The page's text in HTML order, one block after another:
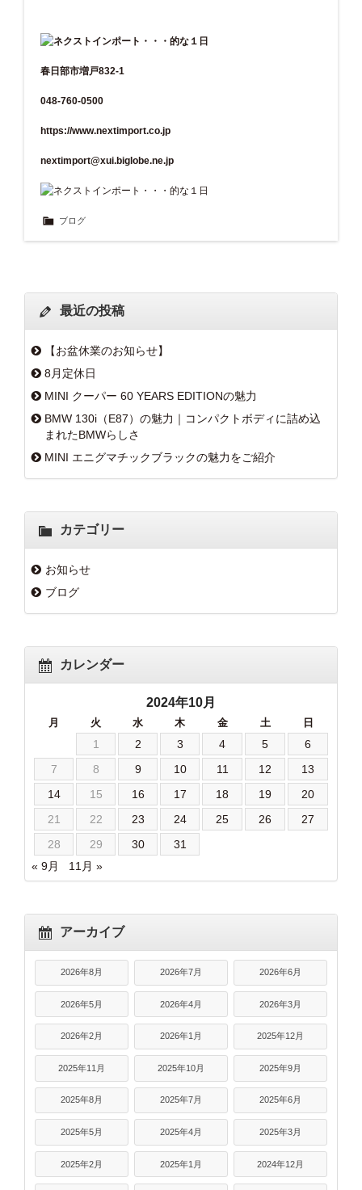
春日部市増戸832-1
048-760-0500
https://www.nextimport.co.jp
nextimport@xui.biglobe.ne.jp
ブログ
最近の投稿
【お盆休業のお知らせ】
8月定休日
MINI クーパー 60 YEARS EDITIONの魅力
BMW 130i（E87）の魅力｜コンパクトボディに詰め込
まれたBMWらしさ
MINI エニグマチックブラックの魅力をご紹介
カテゴリー
お知らせ
ブログ
カレンダー
2024年10月
月 火 水 木 金 土 日
1 2 3 4 5
6
7
8 9 10 11 12
13
14
15 16 17 18 19
20
21
22 23 24 25 26
27
28
29 30
31
« 9月
11月 »
アーカイブ
2026年8月 2026年7月 2026年6月
2026年5月 2026年4月 2026年3月
2026年2月 2026年1月 2025年12月
2025年11月 2025年10月 2025年9月
2025年8月 2025年7月 2025年6月
2025年5月 2025年4月 2025年3月
2025年2月 2025年1月 2024年12月